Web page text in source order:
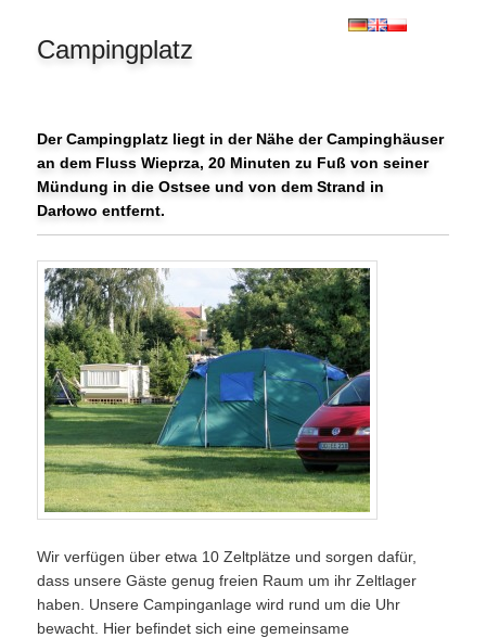
Campingplatz
Der Campingplatz liegt in der Nähe der Campinghäuser
an dem Fluss Wieprza, 20 Minuten zu Fuß von seiner
Mündung in die Ostsee und von dem Strand in
Darłowo entfernt.
Wir verfügen über etwa 10 Zeltplätze und sorgen dafür,
dass unsere Gäste genug freien Raum um ihr Zeltlager
haben. Unsere Campinganlage wird rund um die Uhr
bewacht. Hier befindet sich eine gemeinsame